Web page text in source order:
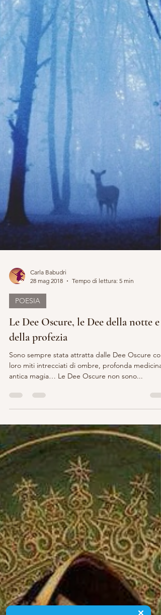
Carla Babudri
28 mag 2018
POESIA
Le Dee Oscure, le Dee della notte e
della profezia
Sono sempre stata attratta dalle Dee Oscure
antica magia… Le Dee Oscure non sono...